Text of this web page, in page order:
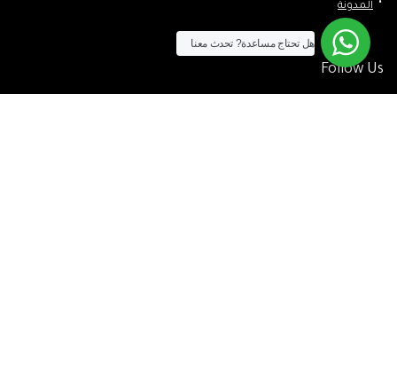
المدونة
Follow Us
هل تحتاج مساعدة? تحدث معنا